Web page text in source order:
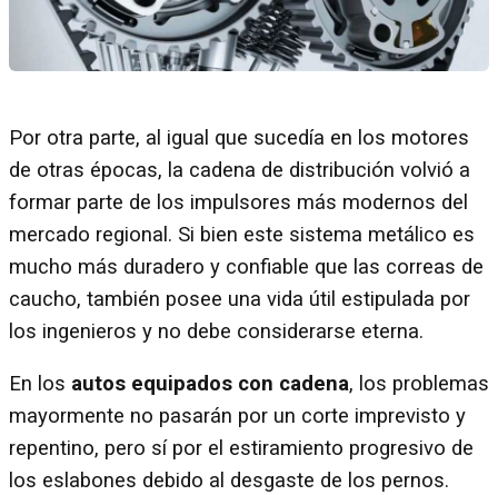
Por otra parte, al igual que sucedía en los motores
de otras épocas, la cadena de distribución volvió a
formar parte de los impulsores más modernos del
mercado regional. Si bien este sistema metálico es
mucho más duradero y confiable que las correas de
caucho, también posee una vida útil estipulada por
los ingenieros y no debe considerarse eterna.
En los autos equipados con cadena, los problemas
mayormente no pasarán por un corte imprevisto y
repentino, pero sí por el estiramiento progresivo de
los eslabones debido al desgaste de los pernos.